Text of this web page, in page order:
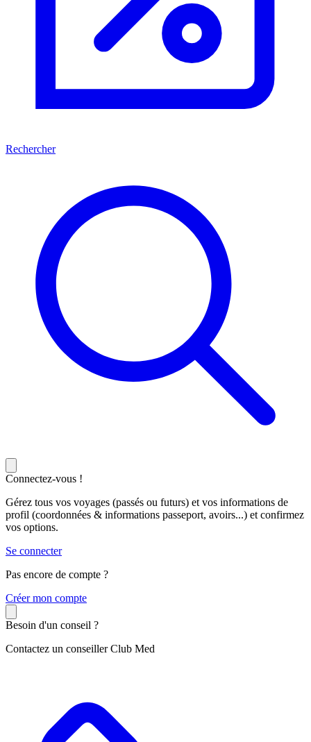
Rechercher
Connectez-vous !
Gérez tous vos voyages (passés ou futurs) et vos informations de
profil (coordonnées & informations passeport, avoirs...) et confirmez
vos options.
Se connecter
Pas encore de compte ?
Créer mon compte
Besoin d'un conseil ?
Contactez un conseiller Club Med